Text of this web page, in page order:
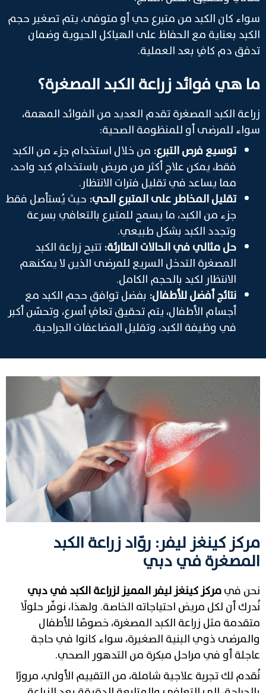
سواء كان الكبد من متبرع حي أو متوفى، يتم تصغير حجم
الكبد بعناية مع الحفاظ على الهياكل الحيوية وضمان
تدفق دم كافٍ بعد العملية.
ما هي فوائد زراعة الكبد المصغرة؟
زراعة الكبد المصغرة تقدم العديد من الفوائد المهمة،
سواء للمرضى أو للمنظومة الصحية:
توسيع فرص التبرع: من خلال استخدام جزء من الكبد
فقط، يمكن علاج أكثر من مريض باستخدام كبد واحد،
مما يساعد في تقليل فترات الانتظار.
تقليل المخاطر على المتبرع الحي: حيث يُستأصل فقط
جزء من الكبد، ما يسمح للمتبرع بالتعافي بسرعة
وتجدد الكبد بشكل طبيعي.
حل مثالي في الحالات الطارئة:تتيح زراعة الكبد
المصغرة التدخل السريع للمرضى الذين لا يمكنهم
الانتظار لكبد بالحجم الكامل.
نتائج أفضل للأطفال: بفضل توافق حجم الكبد مع
أجسام الأطفال، يتم تحقيق تعافٍ أسرع، وتحسّن أكبر
في وظيفة الكبد، وتقليل المضاعفات الجراحية.
مركز كينغز ليفر: روّاد زراعة الكبد
المصغرة في دبي
نحن فيمركز كينغز ليفر المميز لزراعة الكبد في دبي
نُدرك أن لكل مريض احتياجاته الخاصة. ولهذا، نوفّر حلولًا
متقدمة مثل زراعة الكبد المصغرة، خصوصًا للأطفال
والمرضى ذوي البنية الصغيرة، سواء كانوا في حاجة
عاجلة أو في مراحل مبكرة من التدهور الصحي.
نُقدم لك تجربة علاجية شاملة، من التقييم الأولي، مرورًا